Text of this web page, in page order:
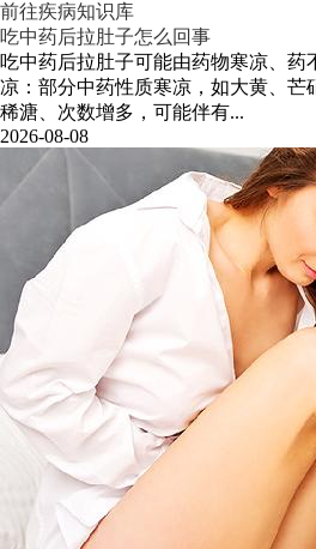
前往疾病知识库
吃中药后拉肚子怎么回事
吃中药后拉肚子可能由药物寒凉、
凉：部分中药性质寒凉，如大黄、
稀溏、次数增多，可能伴有...
2026-08-08